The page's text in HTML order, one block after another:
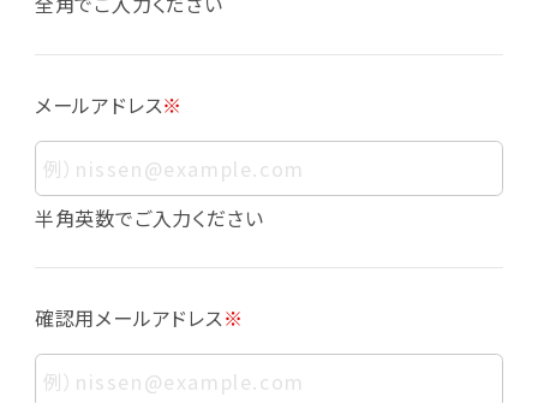
て、当該情報を構成する氏名、住所、電話番号、
す。また、その情報のみでは識別できない場合で
も、他の情報と容易に照合することで、結果的に
お客様個人を識別できるものも個人情報に含ま
れます。
個人情報の利用目的について
下の通りであり、これらの目的達成の範囲を超
えてお客様の個人情報を利用することはありま
せん。
メールアドレス※
半角英数でご入力ください
確認用メールアドレス※